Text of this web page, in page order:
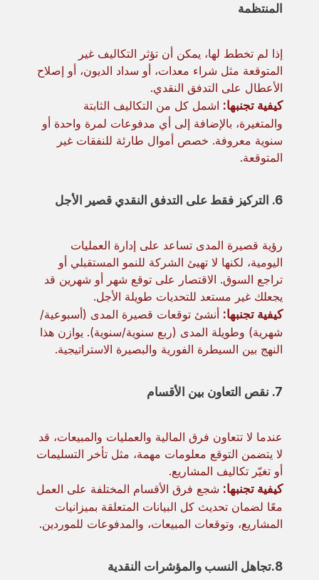
المنتظمة
إذا لم تخطط لها، يمكن أن تؤثر التكاليف غير
المتوقعة مثل شراء معدات، أو سداد الديون، أو إصلاح
الأعطال على التدفق النقدي.
كيفية تجنبها: اشمل كل من التكاليف الثابتة
والمتغيرة، بالإضافة إلى أي مدفوعات لمرة واحدة أو
سنوية معروفة. خصص أموال طارئة للنفقات غير
المتوقعة.
6. التركيز فقط على التدفق النقدي قصير الأجل
رؤية قصيرة المدى تساعد على إدارة العمليات
اليومية، لكنها لا تهيئ الشركة للنمو المستقبلي أو
تراجع السوق. الاقتصار على توقع شهر أو شهرين قد
يجعلك غير مستعد للتحديات طويلة الأجل.
كيفية تجنبها: أنشئ توقعات قصيرة المدى (أسبوعية/
شهرية) وطويلة المدى (ربع سنوية/سنوية). يوازن هذا
النهج بين السيطرة الفورية والبصيرة الاستراتيجية.
7. نقص التعاون بين الأقسام
عندما لا تتعاون فرق المالية والعمليات والمبيعات، قد
لا يتضمن التوقع معلومات مهمة، مثل تأخر التسليمات
أو تغيّر تكاليف المشاريع.
كيفية تجنبها: شجع فرق الأقسام المختلفة على العمل
معًا لضمان تحديث كل البيانات المتعلقة بميزانيات
المشاريع، وتوقعات المبيعات، والمدفوعات للموردين.
8.تجاهل النسب والمؤشرات النقدية